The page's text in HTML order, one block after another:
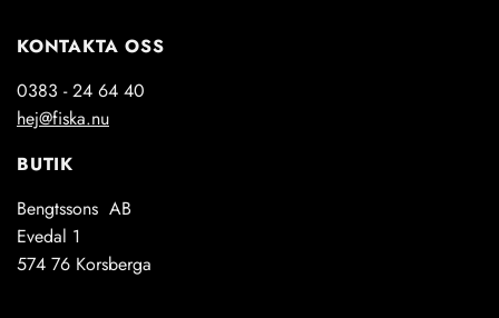
KONTAKTA OSS
0383 - 24 64 40
hej@fiska.nu
BUTIK
Bengtssons AB
Evedal 1
574 76 Korsberga